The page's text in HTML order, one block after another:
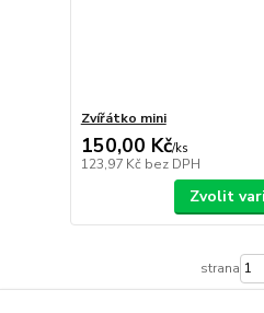
Zvířátko mini
150,00 Kč/ks
123,97 Kč bez DPH
Zvolit
strana